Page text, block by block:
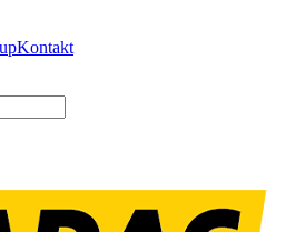
Kontakt